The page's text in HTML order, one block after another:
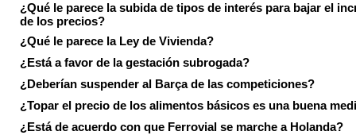
¿Qué le parece la subida de tipos de interés para bajar el
de los precios?
¿Qué le parece la Ley de Vivienda?
¿Está a favor de la gestación subrogada?
¿Deberían suspender al Barça de las competiciones?
¿Topar el precio de los alimentos básicos es una buena
¿Está de acuerdo con que Ferrovial se marche a Holanda?